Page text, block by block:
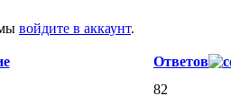
войдите в аккаунт.
Ответов
82